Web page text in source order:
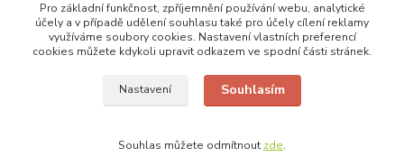
info@prozdraviaradost.cz
Pro základní funkčnost, zpříjemnění používání webu, analytické
účely a v případě udělení souhlasu také pro účely cílení reklamy
využíváme soubory cookies. Nastavení vlastních preferencí
cookies můžete kdykoli upravit odkazem ve spodní části stránek.
Nastavení Souhlasím
Souhlas můžete odmítnout zde.